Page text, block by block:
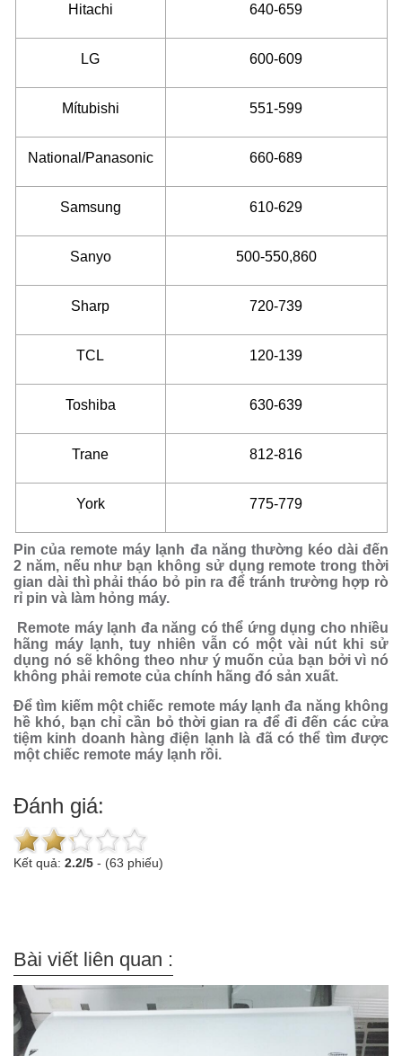
Hitachi 640-659
LG 600-609
Mítubishi 551-599
National/Panasonic 660-689
Samsung 610-629
Sanyo 500-550,860
Sharp 720-739
TCL 120-139
Toshiba 630-639
Trane 812-816
York 775-779
Pin của remote máy lạnh đa năng thường kéo dài đến
2 năm, nếu như bạn không sử dụng remote trong thời
gian dài thì phải tháo bỏ pin ra để tránh trường hợp rò
rỉ pin và làm hỏng máy.
Remote máy lạnh đa năng có thể ứng dụng cho nhiều
hãng máy lạnh, tuy nhiên vẫn có một vài nút khi sử
dụng nó sẽ không theo như ý muốn của bạn bởi vì nó
không phải remote của chính hãng đó sản xuất.
Để tìm kiếm một chiếc remote máy lạnh đa năng không
hề khó, bạn chỉ cần bỏ thời gian ra để đi đến các cửa
tiệm kinh doanh hàng điện lạnh là đã có thể tìm được
một chiếc remote máy lạnh rồi.
Đánh giá:
Kết quả: 2.2/5 - (63 phiếu)
Bài viết liên quan :